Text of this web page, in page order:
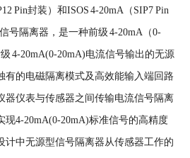
Pin封装）和ISOS 4-20mA（SIP7 Pin
号隔离器，是一种前级 4-20mA（0-
4-20mA(0-20mA)电流信号输出的无源
有的电磁隔离模式及高效能输入端回路
器仪表与传感器之间传输电流信号隔离
现4-20mA(0-20mA)标准信号的高精度
计中无源型信号隔离器从传感器工作的